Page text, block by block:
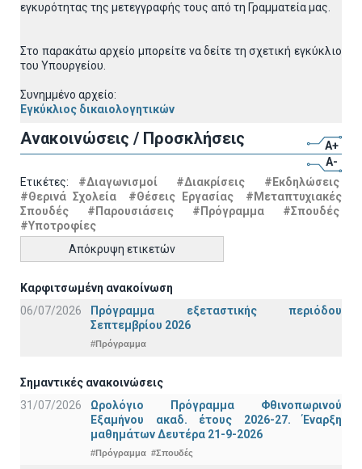
εγκυρότητας της μετεγγραφής τους από τη Γραμματεία μας.
Στο παρακάτω αρχείο μπορείτε να δείτε τη σχετική εγκύκλιο
του Υπουργείου.
Συνημμένο αρχείο:
Εγκύκλιος δικαιολογητικών
Ανακοινώσεις / Προσκλήσεις
A+
A-
Ετικέτες: #Διαγωνισμοί #Διακρίσεις
#Εκδηλώσεις
#Θερινά Σχολεία
#Θέσεις Εργασίας
#Μεταπτυχιακές
Σπουδές
#Παρουσιάσεις #Πρόγραμμα
#Σπουδές
#Υποτροφίες
Απόκρυψη ετικετών
Καρφιτσωμένη ανακοίνωση
06/07/2026
Πρόγραμμα εξεταστικής περιόδου
Σεπτεμβρίου 2026
#Πρόγραμμα
Σημαντικές ανακοινώσεις
31/07/2026
Ωρολόγιο Πρόγραμμα Φθινοπωρινού
Εξαμήνου ακαδ. έτους 2026-27. Έναρξη
μαθημάτων Δευτέρα 21-9-2026
#Πρόγραμμα #Σπουδές